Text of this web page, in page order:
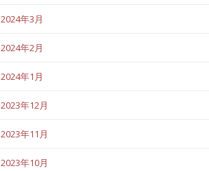
2024年3月
2024年2月
2024年1月
2023年12月
2023年11月
2023年10月